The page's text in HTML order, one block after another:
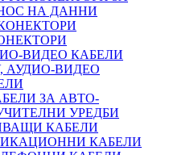
НА ДАННИ
ВИДЕО КАБЕЛИ
АУДИО-ВИДЕО
ЗА АВТО-
УРЕДБИ
КАБЕЛИ
КАБЕЛИ